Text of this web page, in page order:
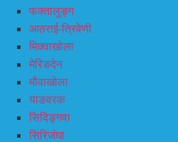
फक्तालुङ्ग
आठराई-त्रिवेणी
मिक्वाखोला
मेरिङदेन
मौवाखोला
याङवरक
सिदिङ्गवा
सिरिजंघा